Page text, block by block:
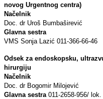
novog Urgentnog centra)
Načelnik
Doc. dr Uroš Bumbaširević
Glavna sestra
VMS Sonja Lazić 011-366-66-46
Odsek za endoskopsku,
hirurgiju
Načelnik
Doc. dr Bogomir Milojević
Glavna sestra 011-2658-956/ lok.